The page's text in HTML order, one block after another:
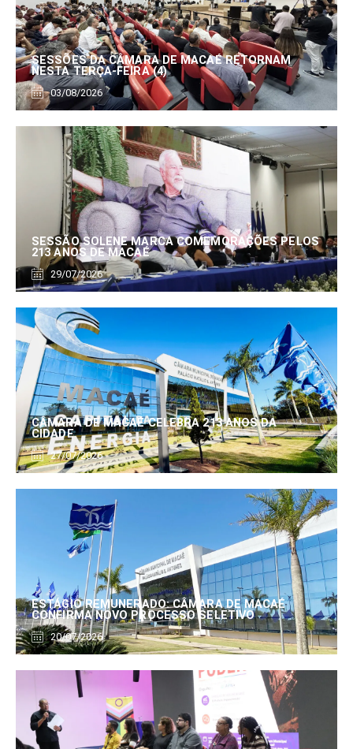
SESSÕES DA CÂMARA DE MACAÉ RETORNAM
NESTA TERÇA-FEIRA (4)
03/08/2026
SESSÃO SOLENE MARCA COMEMORAÇÕES PELOS
213 ANOS DE MACAÉ
29/07/2026
CÂMARA DE MACAÉ CELEBRA 213 ANOS DA
CIDADE
27/07/2026
ESTÁGIO REMUNERADO: CÂMARA DE MACAÉ
CONFIRMA NOVO PROCESSO SELETIVO
20/07/2026